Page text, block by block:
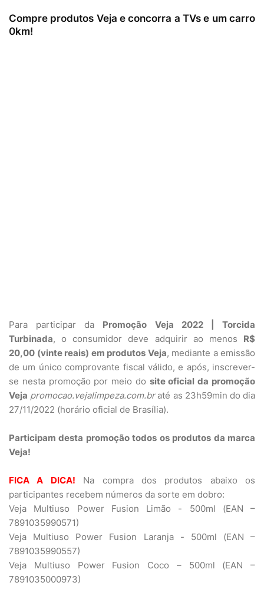
Compre produtos Veja e concorra a TVs e um carro
0km!
Para participar da Promoção Veja 2022 | Torcida
Turbinada, o consumidor deve adquirir ao menos R$
20,00 (vinte reais) em produtos Veja, mediante a emissão
de um único comprovante fiscal válido, e após, inscrever-
se nesta promoção por meio do site oficial da promoção
Veja promocao.vejalimpeza.com.braté as 23h59min do dia
27/11/2022 (horário oficial de Brasília).
Participam desta promoção todos os produtos da marca
Veja!
FICA A DICA! Na compra dos produtos abaixo os
participantes recebem números da sorte em dobro:
Veja Multiuso Power Fusion Limão - 500ml (EAN –
7891035990571)
Veja Multiuso Power Fusion Laranja - 500ml (EAN –
7891035990557)
Veja Multiuso Power Fusion Coco – 500ml (EAN –
7891035000973)